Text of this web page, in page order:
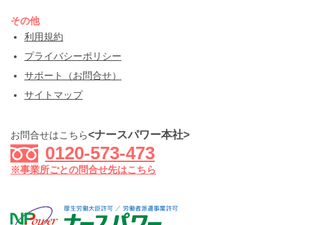
その他
利用規約
プライバシーポリシー
サポート（お問合せ）
サイトマップ
お問合せはこちら<ナースパワー本社>
0120-573-473
※事業所ごとの問合せ先はこちら